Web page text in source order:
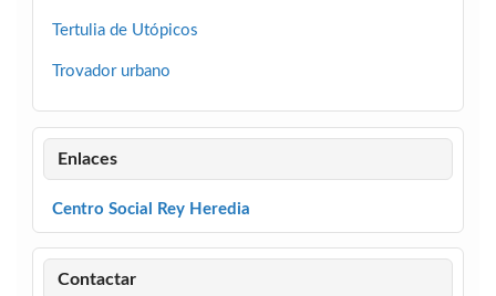
Tertulia de Utópicos
Trovador urbano
Enlaces
Centro Social Rey Heredia
Contactar